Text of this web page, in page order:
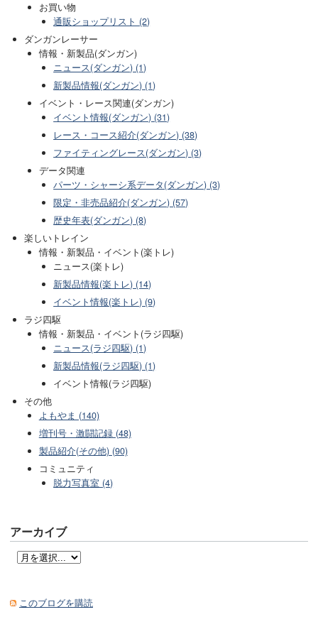
お買い物
通販ショップリスト (2)
ダンガンレーサー
情報・新製品(ダンガン)
ニュース(ダンガン) (1)
新製品情報(ダンガン) (1)
イベント・レース関連(ダンガン)
イベント情報(ダンガン) (31)
レース・コース紹介(ダンガン) (38)
ファイティングレース(ダンガン) (3)
データ関連
パーツ・シャーシ系データ(ダンガン) (3)
限定・非売品紹介(ダンガン) (57)
歴史年表(ダンガン) (8)
楽しいトレイン
情報・新製品・イベント(楽トレ)
ニュース(楽トレ)
新製品情報(楽トレ) (14)
イベント情報(楽トレ) (9)
ラジ四駆
情報・新製品・イベント(ラジ四駆)
ニュース(ラジ四駆) (1)
新製品情報(ラジ四駆) (1)
イベント情報(ラジ四駆)
その他
よもやま (140)
増刊号・激闘記録 (48)
製品紹介(その他) (90)
コミュニティ
脱力写真室 (4)
アーカイブ
このブログを購読